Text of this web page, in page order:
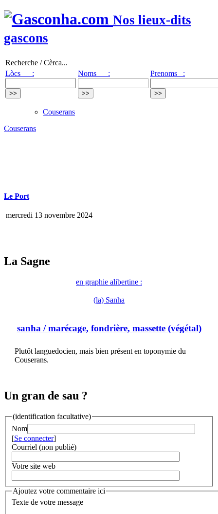
Nos lieux-dits
gascons
Recherche / Cèrca...
Lòcs :
Noms : Prenoms :
Couserans
Couserans
Le Port
mercredi 13 novembre 2024
La Sagne
en graphie alibertine :
(la) Sanha
sanha / marécage, fondrière, massette (végétal)
Plutôt languedocien, mais bien présent en toponymie du
Couserans.
Un gran de sau ?
(identification facultative)
Nom
[Se connecter]
Courriel (non publié)
Votre site web
Ajoutez votre commentaire ici
Texte de votre message